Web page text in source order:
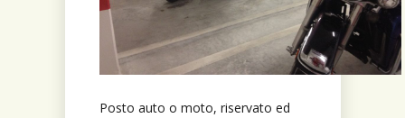
Posto auto o moto, riservato ed